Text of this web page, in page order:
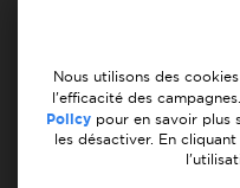
© 2026 Moovick.
Lignes directrices en
Conditions générales
Annulation et
Nous utilisons des
l'efficacité des
Policy pour en savoir plus
les désactiver. En